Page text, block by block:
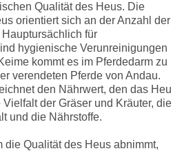
Qualität des Heus. Die
orientiert sich an der Anzahl der
für
hygienische Verunreinigungen
kommt es im Pferdedarm zu
verendeten Pferde von Andau.
den Nährwert, den das Heu
der Gräser und Kräuter, die
und die Nährstoffe.
die Qualität des Heus abnimmt,